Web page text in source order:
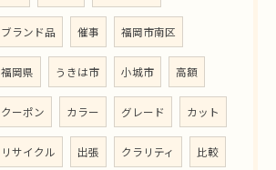
ブランド品 催事 福岡市南区
福岡県 うきは市 小城市 高額
クーポン カラー グレード カット
リサイクル 出張 クラリティ 比較